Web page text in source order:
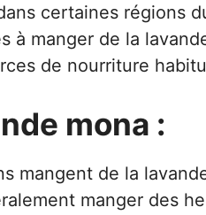
certaines régions
à manger de la
de nourriture
mona :
mangent de la
manger des